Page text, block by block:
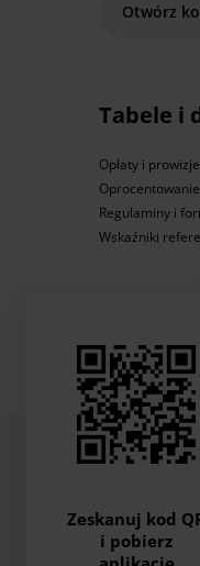
Zeskanuj kod
i pobierz
Otwórz
Tabele i
Opłaty i prowizje
Oprocentowanie
Regulaminy i
Wskaźniki
Informacje o
2026 © Bank